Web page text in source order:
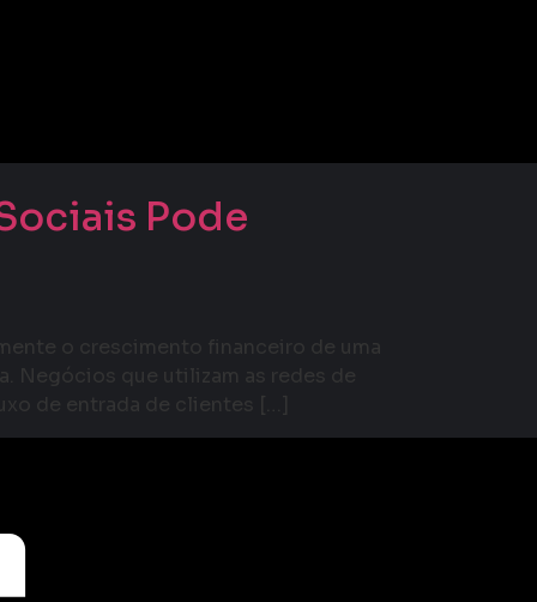
Pode
o crescimento financeiro de uma
Negócios que utilizam as redes de
de entrada de clientes […]